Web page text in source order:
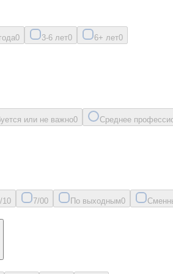
0 3-6 лет0 6+ лет0
или не важно0 Среднее
10 7/00 По выходным0